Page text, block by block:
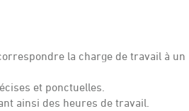
la charge de travail à un
et ponctuelles.
ainsi des heures de travail.